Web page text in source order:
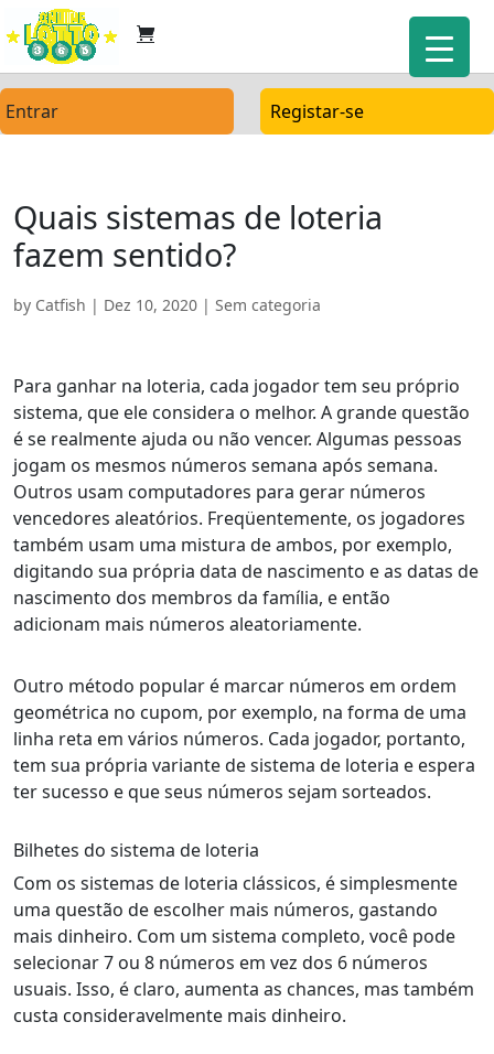
Entrar Registar-se
Quais sistemas de loteria
fazem sentido?
by Catfish | Dez 10, 2020 | Sem categoria
Para ganhar na loteria, cada jogador tem seu próprio
sistema, que ele considera o melhor. A grande questão
é se realmente ajuda ou não vencer. Algumas pessoas
jogam os mesmos números semana após semana.
Outros usam computadores para gerar números
vencedores aleatórios. Freqüentemente, os jogadores
também usam uma mistura de ambos, por exemplo,
digitando sua própria data de nascimento e as datas de
nascimento dos membros da família, e então
adicionam mais números aleatoriamente.
Outro método popular é marcar números em ordem
geométrica no cupom, por exemplo, na forma de uma
linha reta em vários números. Cada jogador, portanto,
tem sua própria variante de sistema de loteria e espera
ter sucesso e que seus números sejam sorteados.
Bilhetes do sistema de loteria
Com os sistemas de loteria clássicos, é simplesmente
uma questão de escolher mais números, gastando
mais dinheiro. Com um sistema completo, você pode
selecionar 7 ou 8 números em vez dos 6 números
usuais. Isso, é claro, aumenta as chances, mas também
custa consideravelmente mais dinheiro.